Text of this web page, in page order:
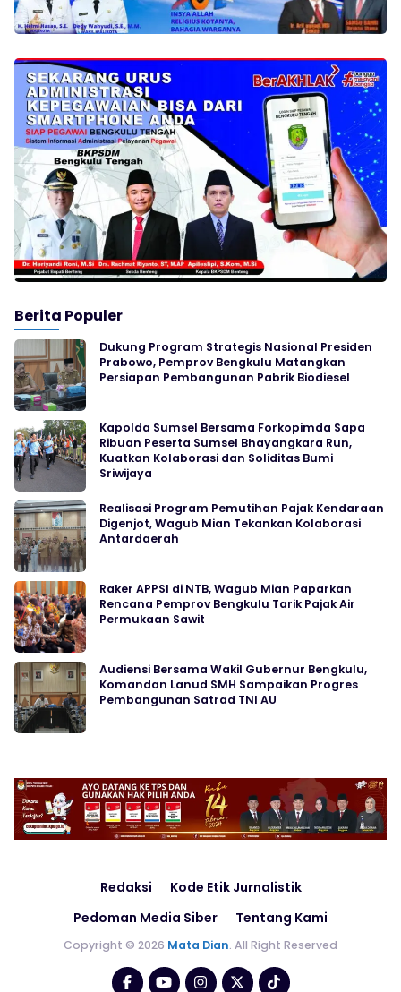
Berita Populer
Dukung Program Strategis Nasional Presiden
Prabowo, Pemprov Bengkulu Matangkan
Persiapan Pembangunan Pabrik Biodiesel
Kapolda Sumsel Bersama Forkopimda Sapa
Ribuan Peserta Sumsel Bhayangkara Run,
Kuatkan Kolaborasi dan Soliditas Bumi
Sriwijaya
Realisasi Program Pemutihan Pajak Kendaraan
Digenjot, Wagub Mian Tekankan Kolaborasi
Antardaerah
Raker APPSI di NTB, Wagub Mian Paparkan
Rencana Pemprov Bengkulu Tarik Pajak Air
Permukaan Sawit
Audiensi Bersama Wakil Gubernur Bengkulu,
Komandan Lanud SMH Sampaikan Progres
Pembangunan Satrad TNI AU
Redaksi
Kode Etik Jurnalistik
Pedoman Media Siber
Tentang Kami
Copyright © 2026 Mata Dian. All Right Reserved